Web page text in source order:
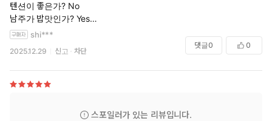
텐션이 좋은가? No
남주가 밥맛인가? Yes
여주가 맹한가? Yes
shi***
2025.12.29 신고 차단
댓글0 0
스포일러가 있는 리뷰입니다.